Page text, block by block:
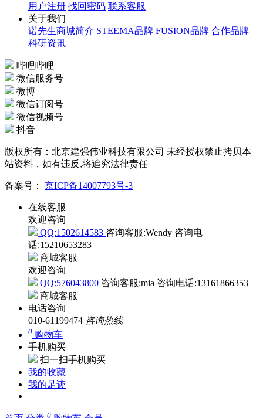
用户注册 找回密码 联系客服
关于我们
诺先生商城简介 STEEMA品牌 FUSION品牌 合作品牌
科研资讯
哔哩哔哩
微信服务号
微博
微信订阅号
微信视频号
抖音
版权所有：北京建强伟业科技有限公司 未经授权禁止拷贝本
站资料，如有违反,将追究法律责任
备案号： 京ICP备14007793号-3
在线客服
欢迎咨询
QQ:1502614583 咨询客服:Wendy 咨询电
话:15210653283
商城客服
欢迎咨询
QQ:576043800 咨询客服:mia 咨询电话:13161866353
商城客服
电话咨询
010-61199474 咨询热线
0 购物车
手机购买
扫一扫手机购买
我的收藏
我的足迹
0